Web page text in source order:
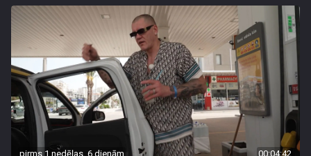
pirms 1 nedēļas, 6 dienām 00:04:42